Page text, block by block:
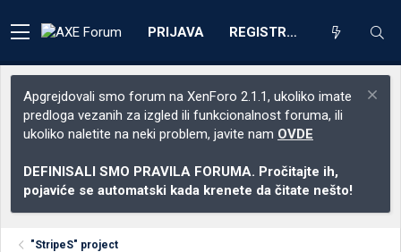
PRIJAVA REGISTRACIJA
Apgrejdovali smo forum na XenForo 2.1.1, ukoliko imate
predloga vezanih za izgled ili funkcionalnost foruma, ili
ukoliko naletite na neki problem, javite nam OVDE
DEFINISALI SMO PRAVILA FORUMA. Pročitajte ih,
pojaviće se automatski kada krenete da čitate nešto!
"StripeS" project